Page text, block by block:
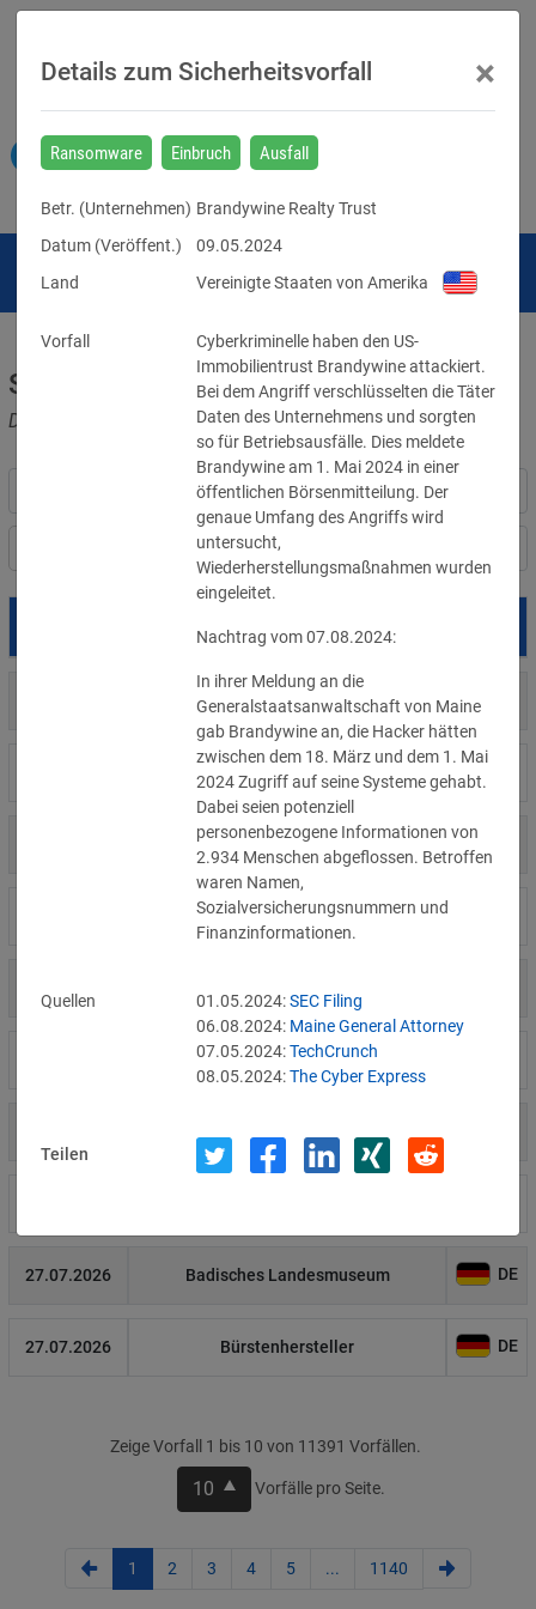
Sicherheitsvorfälle
Datenpannen, Cyber-Angriffe und Schwachstellen
Länderauswahl
Betroffene
Ökovolt Solartechnik
Analog Devices
Anthropic
Quirin-Bank
Sanitärgroßhändler
27.07.2026 Badisches Landesmuseum DE
27.07.2026 Bürstenhersteller DE
Zeige Vorfall 1 bis 10 von 11391 Vorfällen.
10 Vorfälle pro Seite.
1 2 3 4 5 ... 1140
Details zum Sicherheitsvorfall ×
Ransomware Einbruch Ausfall
Betr. (Unternehmen) Brandywine Realty Trust
Datum (Veröffent.)
09.05.2024
Land
Vereinigte Staaten von Amerika
Vorfall
Cyberkriminelle haben den US-
Immobilientrust Brandywine attackiert.
Bei dem Angriff verschlüsselten die Täter
Daten des Unternehmens und sorgten
so für Betriebsausfälle. Dies meldete
Brandywine am 1. Mai 2024 in einer
öffentlichen Börsenmitteilung. Der
genaue Umfang des Angriffs wird
untersucht,
Wiederherstellungsmaßnahmen wurden
eingeleitet.
Nachtrag vom 07.08.2024:
In ihrer Meldung an die
Generalstaatsanwaltschaft von Maine
gab Brandywine an, die Hacker hätten
zwischen dem 18. März und dem 1. Mai
2024 Zugriff auf seine Systeme gehabt.
Dabei seien potenziell
personenbezogene Informationen von
2.934 Menschen abgeflossen. Betroffen
waren Namen,
Sozialversicherungsnummern und
Finanzinformationen.
Quellen 01.05.2024:SEC Filing
06.08.2024: Maine General Attorney
07.05.2024:TechCrunch
08.05.2024:The Cyber Express
Teilen